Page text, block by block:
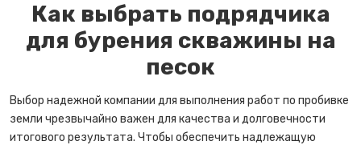
Как выбрать подрядчика
для бурения скважины на
песок
Выбор надежной компании для выполнения работ по пробивке
земли чрезвычайно важен для качества и долговечности
итогового результата. Чтобы обеспечить надлежащую